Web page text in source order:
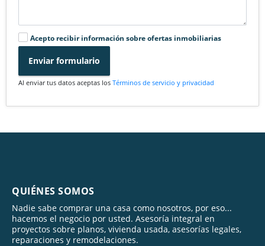
Acepto recibir información sobre ofertas inmobiliarias
Enviar formulario
Al enviar tus datos aceptas los Términos de servicio y privacidad
QUIÉNES SOMOS
Nadie sabe comprar una casa como nosotros, por eso...
hacemos el negocio por usted. Asesoría integral en
proyectos sobre planos, vivienda usada, asesorías legales,
reparaciones y remodelaciones.